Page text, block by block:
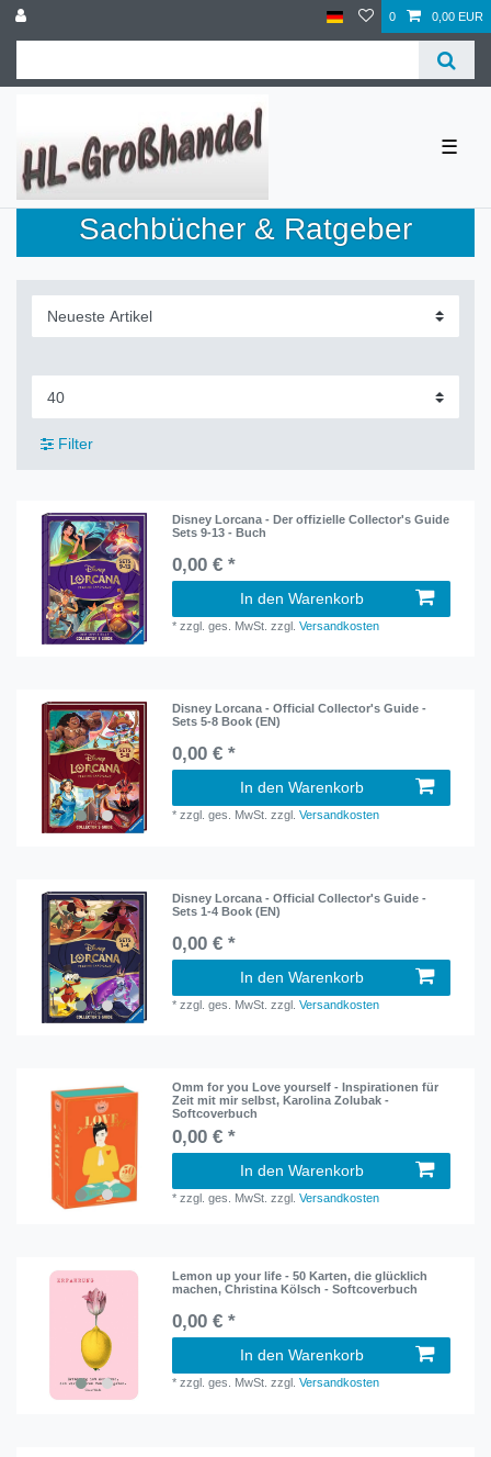
0 0,00 EUR
☰
Sachbücher & Ratgeber
Filter
Disney Lorcana - Der offizielle Collector's Guide
Sets 9-13 - Buch
0,00 € *
In den Warenkorb
*zzgl. ges. MwSt. zzgl.Versandkosten
Disney Lorcana - Official Collector's Guide -
Sets 5-8 Book (EN)
0,00 € *
In den Warenkorb
*zzgl. ges. MwSt. zzgl.Versandkosten
Disney Lorcana - Official Collector's Guide -
Sets 1-4 Book (EN)
0,00 € *
In den Warenkorb
*zzgl. ges. MwSt. zzgl.Versandkosten
Omm for you Love yourself - Inspirationen für
Zeit mit mir selbst, Karolina Zolubak -
Softcoverbuch
0,00 € *
In den Warenkorb
*zzgl. ges. MwSt. zzgl.Versandkosten
Lemon up your life - 50 Karten, die glücklich
machen, Christina Kölsch - Softcoverbuch
0,00 € *
In den Warenkorb
*zzgl. ges. MwSt. zzgl.Versandkosten